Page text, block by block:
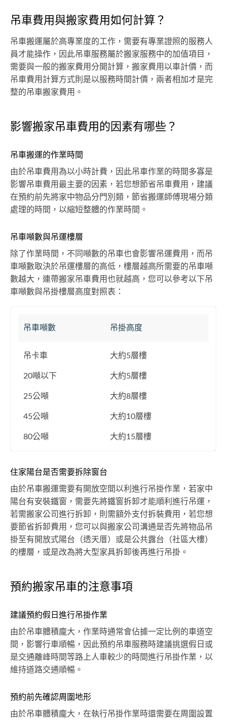
吊車費用與搬家費用如何計算？
吊車搬運屬於高專業度的工作，需要有專業證照的服務人
員才能操作，因此吊車服務屬於搬家服務中的加值項目，
需要與一般的搬家費用分開計算，搬家費用以車計價，而
吊車費用計算方式則是以服務時間計價，兩者相加才是完
整的吊車搬家費用。
影響搬家吊車費用的因素有哪些？
吊車搬運的作業時間
由於吊車費用為以小時計費，因此吊車作業的時間多寡是
影響吊車費用最主要的因素，若您想節省吊車費用，建議
在預約前先將家中物品分門別類，節省搬運師傅現場分類
處理的時間，以縮短整體的作業時間。
吊車噸數與吊運樓層
除了作業時間，不同噸數的吊車也會影響吊運費用，而吊
車噸數取決於吊運樓層的高低，樓層越高所需要的吊車噸
數越大，連帶搬家吊車費用也就越高，您可以參考以下吊
車噸數與吊掛樓層高度對照表：
吊車噸數 吊掛高度
吊卡車 大約5層樓
20噸以下 大約5層樓
25公噸 大約8層樓
45公噸 大約10層樓
80公噸 大約15層樓
住家陽台是否需要拆除窗台
由於吊車搬運需要有開放空間以利進行吊掛作業，若家中
陽台有安裝鐵窗，需要先將鐵窗拆卸才能順利進行吊運，
若需搬家公司進行拆卸，則需額外支付拆裝費用，若您想
要節省拆卸費用，您可以與搬家公司溝通是否先將物品吊
掛至有開放式陽台（透天厝）或是公共露台（社區大樓）
的樓層，或是改為將大型家具拆卸後再進行吊掛。
預約搬家吊車的注意事項
建議預約假日進行吊掛作業
由於吊車體積龐大，作業時通常會佔據一定比例的車道空
間，影響行車順暢，因此預約吊車服務時建議挑選假日或
是交通離峰時間等路上人車較少的時間進行吊掛作業，以
維持道路交通順暢。
預約前先確認周圍地形
由於吊車體積龐大，在執行吊掛作業時還需要在周圍設置